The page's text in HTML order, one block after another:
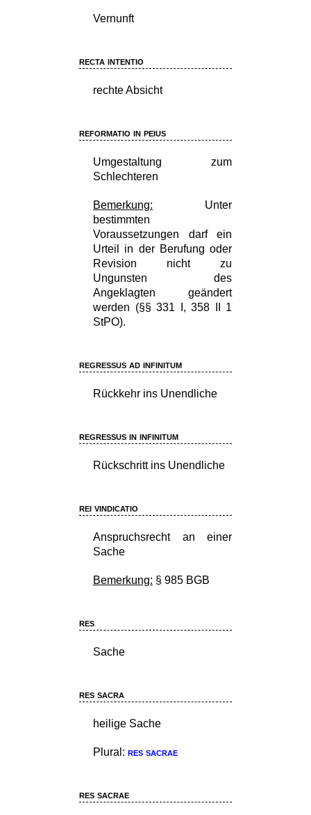
Vernunft
recta intentio
rechte Absicht
reformatio in peius
Umgestaltung zum
Schlechteren
Bemerkung: Unter
bestimmten
Voraussetzungen darf ein
Urteil in der Berufung oder
Revision nicht zu
Ungunsten des
Angeklagten geändert
werden (§§ 331 I, 358 II 1
StPO).
regressus ad infinitum
Rückkehr ins Unendliche
regressus in infinitum
Rückschritt ins Unendliche
rei vindicatio
Anspruchsrecht an einer
Sache
Bemerkung: § 985 BGB
res
Sache
res sacra
heilige Sache
Plural: res sacrae
res sacrae